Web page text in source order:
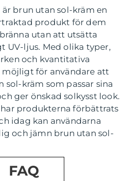
brun utan sol-kräm en
produkt för dem
utan att utsätta
UV-ljus. Med olika typer,
och kvantitativa
för användare att
sol-kräm som passar sina
ger önskad solkysst look.
produkterna förbättrats
idag kan användarna
och jämn brun utan sol-
FAQ